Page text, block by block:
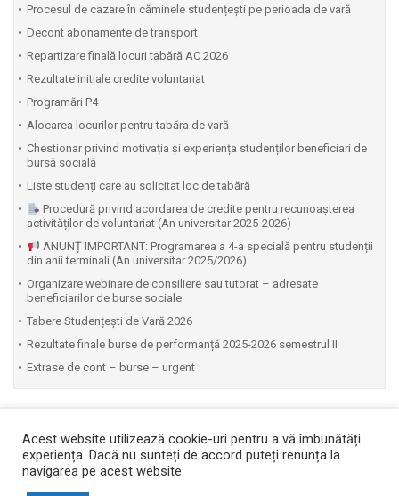
Procesul de cazare în căminele studențești pe perioada de vară
Decont abonamente de transport
Repartizare finală locuri tabără AC 2026
Rezultate initiale credite voluntariat
Programări P4
Alocarea locurilor pentru tabăra de vară
Chestionar privind motivația și experiența studenților beneficiari de
bursă socială
Liste studenți care au solicitat loc de tabără
Procedură privind acordarea de credite pentru recunoașterea
activităților de voluntariat (An universitar 2025-2026)
ANUNȚ IMPORTANT: Programarea a 4-a specială pentru studenții
din anii terminali (An universitar 2025/2026)
Organizare webinare de consiliere sau tutorat – adresate
beneficiarilor de burse sociale
Tabere Studențești de Vară 2026
Rezultate finale burse de performanță 2025-2026 semestrul II
Extrase de cont – burse – urgent
Acest website utilizează cookie-uri pentru a vă îmbunătăți
experiența. Dacă nu sunteți de accord puteți renunța la
navigarea pe acest website.